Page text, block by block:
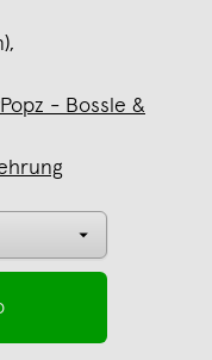
- Bossle &